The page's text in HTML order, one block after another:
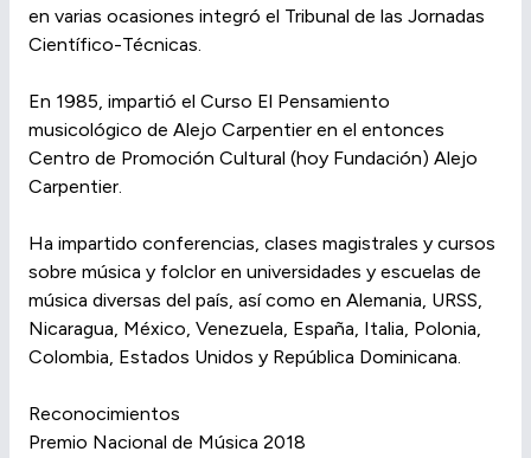
en varias ocasiones integró el Tribunal de las Jornadas
Científico-Técnicas.
En 1985, impartió el Curso El Pensamiento
musicológico de Alejo Carpentier en el entonces
Centro de Promoción Cultural (hoy Fundación) Alejo
Carpentier.
Ha impartido conferencias, clases magistrales y cursos
sobre música y folclor en universidades y escuelas de
música diversas del país, así como en Alemania, URSS,
Nicaragua, México, Venezuela, España, Italia, Polonia,
Colombia, Estados Unidos y República Dominicana.
Reconocimientos
Premio Nacional de Música 2018